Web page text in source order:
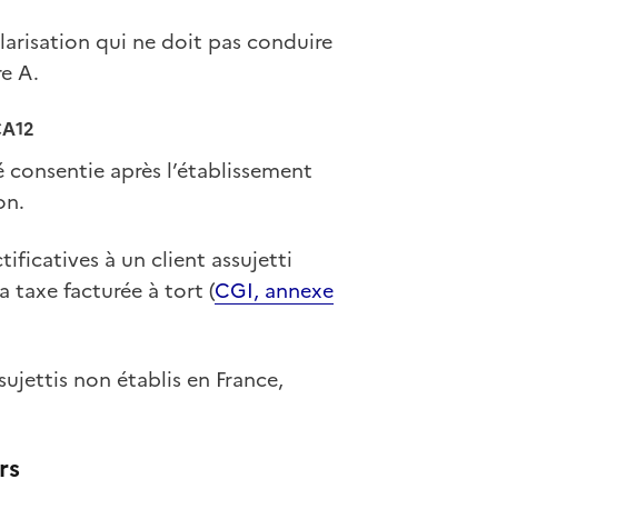
qui ne doit pas conduire
A.
après l’établissement
à un client assujetti
taxe facturée à tort (CGI, annexe
non établis en France,